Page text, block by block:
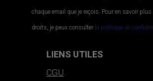
chaque email que je reçois. Pour en savoir
droits, je peux consulter la politique de
LIENS UTILES
CGU